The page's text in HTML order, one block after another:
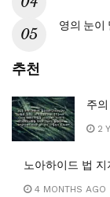
영의 눈이
추천
주
2
노아하이드 법 지
4 MONTHS AGO